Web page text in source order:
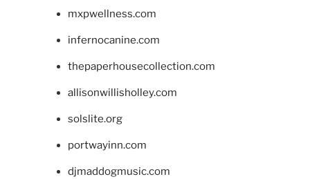
mxpwellness.com
infernocanine.com
thepaperhousecollection.com
allisonwillisholley.com
solslite.org
portwayinn.com
djmaddogmusic.com